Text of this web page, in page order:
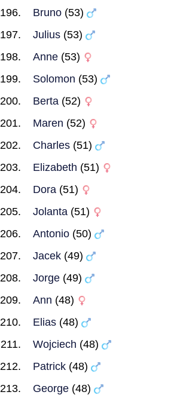
Bruno (53)
Julius (53)
Anne (53)
Solomon (53)
Berta (52)
Maren (52)
Charles (51)
Elizabeth (51)
Dora (51)
Jolanta (51)
Antonio (50)
Jacek (49)
Jorge (49)
Ann (48)
Elias (48)
Wojciech (48)
Patrick (48)
George (48)